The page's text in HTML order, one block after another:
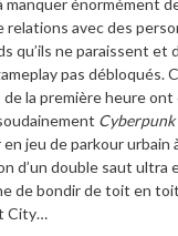
manquer énormément
relations avec des
qu’ils ne paraissent et
pas débloqués.
la première heure ont
jeu de parkour urbain
d’un double saut ultra
de bondir de toit en
City…